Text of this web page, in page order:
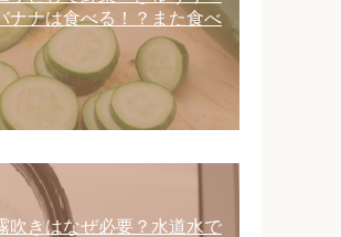
ナナは食べる！？また食べ
吹きはなぜ必要？水道水で